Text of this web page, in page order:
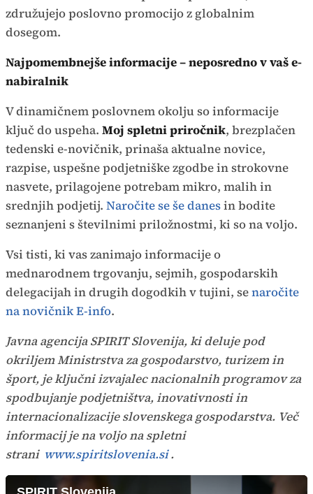
združujejo poslovno promocijo z globalnim
dosegom.
Najpomembnejše informacije – neposredno v vaš e-
nabiralnik
V dinamičnem poslovnem okolju so informacije
ključ do uspeha. Moj spletni priročnik, brezplačen
tedenski e-novičnik, prinaša aktualne novice,
razpise, uspešne podjetniške zgodbe in strokovne
nasvete, prilagojene potrebam mikro, malih in
srednjih podjetij. Naročite se še danesin bodite
seznanjeni s številnimi priložnostmi, ki so na voljo.
Vsi tisti, ki vas zanimajo informacije o
mednarodnem trgovanju, sejmih, gospodarskih
delegacijah in drugih dogodkih v tujini, senaročite
na novičnik E-info.
Javna agencija SPIRIT Slovenija, ki deluje pod
okriljem Ministrstva za gospodarstvo, turizem in
šport, je ključni izvajalec nacionalnih programov za
spodbujanje podjetništva, inovativnosti in
internacionalizacije slovenskega gospodarstva. Več
informacij je na voljo na spletni
strani www.spiritslovenia.si.